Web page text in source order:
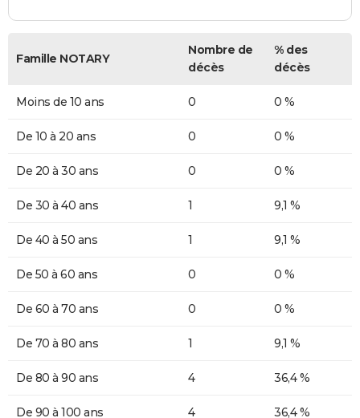
Famille NOTARY
Nombre de
décès
% des
décès
Moins de 10 ans 0 0 %
De 10 à 20 ans 0 0 %
De 20 à 30 ans 0 0 %
De 30 à 40 ans 1 9,1 %
De 40 à 50 ans 1 9,1 %
De 50 à 60 ans 0 0 %
De 60 à 70 ans 0 0 %
De 70 à 80 ans 1 9,1 %
De 80 à 90 ans 4 36,4 %
De 90 à 100 ans 4 36,4 %